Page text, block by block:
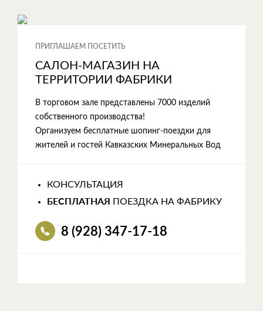
ПРИГЛАШАЕМ ПОСЕТИТЬ
САЛОН-МАГАЗИН НА
ТЕРРИТОРИИ ФАБРИКИ
В торговом зале представлены 7000 изделий
собственного производства!
Организуем бесплатные шопинг-поездки для
жителей и гостей Кавказских Минеральных Вод
КОНСУЛЬТАЦИЯ
БЕСПЛАТНАЯ ПОЕЗДКА НА ФАБРИКУ
8 (928) 347-17-18